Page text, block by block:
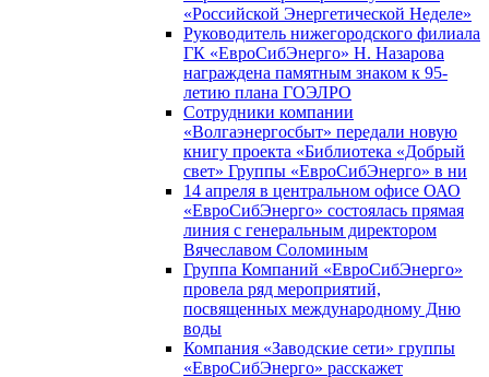
«Российской Энергетической Неделе»
Руководитель нижегородского филиала
ГК «ЕвроСибЭнерго» Н. Назарова
награждена памятным знаком к 95-
летию плана ГОЭЛРО
Сотрудники компании
«Волгаэнергосбыт» передали новую
книгу проекта «Библиотека «Добрый
свет» Группы «ЕвроСибЭнерго» в ни
14 апреля в центральном офисе ОАО
«ЕвроСибЭнерго» состоялась прямая
линия с генеральным директором
Вячеславом Соломиным
Группа Компаний «ЕвроСибЭнерго»
провела ряд мероприятий,
посвященных международному Дню
воды
Компания «Заводские сети» группы
«ЕвроСибЭнерго» расскажет